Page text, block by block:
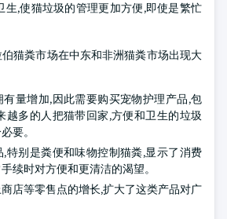
生,使猫垃圾的管理更加方便,即使是繁忙
猫粪市场在中东和非洲猫粪市场出现大
量增加,因此需要购买宠物护理产品,包
越多的人把猫带回家,方便和卫生的垃圾
要。
特别是粪便和味物控制猫粪,显示了消费
续时对方便和更清洁的渴望。
店等零售点的增长,扩大了这类产品对广